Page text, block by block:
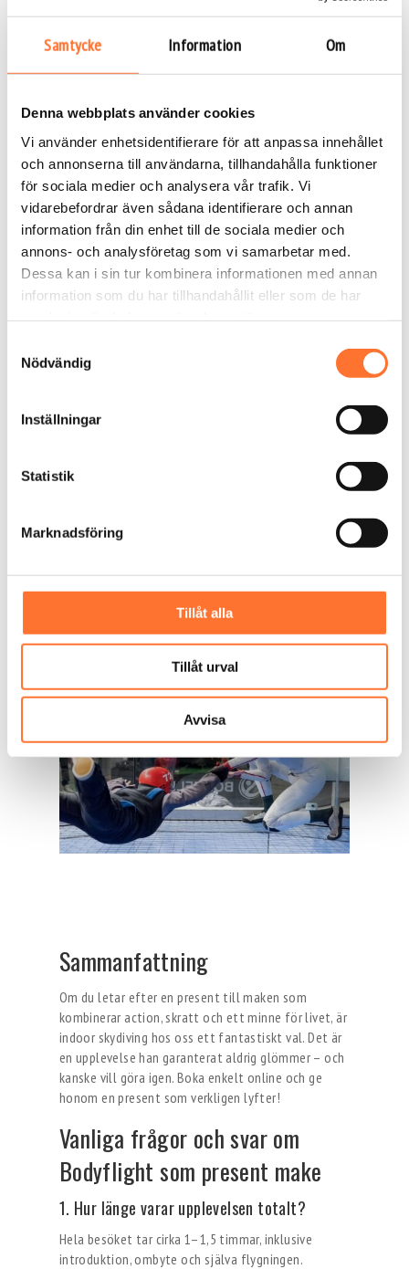
Samtycke Information Om
Denna webbplats använder cookies
Vi använder enhetsidentifierare för att anpassa innehållet
och annonserna till användarna, tillhandahålla funktioner
för sociala medier och analysera vår trafik. Vi
vidarebefordrar även sådana identifierare och annan
information från din enhet till de sociala medier och
annons- och analysföretag som vi samarbetar med.
Dessa kan i sin tur kombinera informationen med annan
information som du har tillhandahållit eller som de har
Nödvändig
Inställningar
Statistik
Marknadsföring
Tillåt alla
Tillåt urval
Avvisa
Hur bokar man Bodyflight som
present till maken?
hemsida. Du väljer bara antal flygare, eventuell
betalar smidigt online. Presentkortet skickas
digitalt eller som fysisk leverans – perfekt för att
slå in.
Presentkortet är giltigt i 12 månader, vilket ger din
make gott om tid att boka in sin flygning när det
passar honom bäst.
Klicka här för att köpa ett presentkort som
present till maken
Vad kostar Bodyflight som
Priset varierar beroende på paket, men ett
kr. Det finns även fler flygtillfällen eller parpaket
att boka, vilket ger mer tid i luften och ännu större
en oförglömlig dag.
Sammanfattning
Om du letar efter en present till maken som
kombinerar action, skratt och ett minne för livet, är
indoor skydiving hos oss ett fantastiskt val. Det är
en upplevelse han garanterat aldrig glömmer – och
kanske vill göra igen. Boka enkelt online och ge
honom en present som verkligen lyfter!
Vanliga frågor och svar om
Bodyflight som present make
1. Hur länge varar upplevelsen totalt?
Hela besöket tar cirka 1–1,5 timmar, inklusive
introduktion, ombyte och själva flygningen.